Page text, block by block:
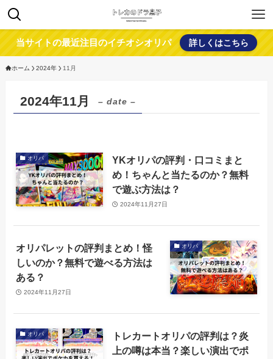
当サイトの最近注目のイチオシオリパ 詳しくはこちら
ホーム 2024年 11月
2024年11月 – date –
オリパ
YKオリパの評判・口コミまと
め！ちゃんと当たるのか？無料
で遊ぶ方法は？
2024年11月27日
オリパ
オリパレットの評判まとめ！怪
しいのか？無料で遊べる方法は
ある？
2024年11月27日
オリパ
トレカートオリパの評判は？炎
上の噂は本当？楽しい演出でポ